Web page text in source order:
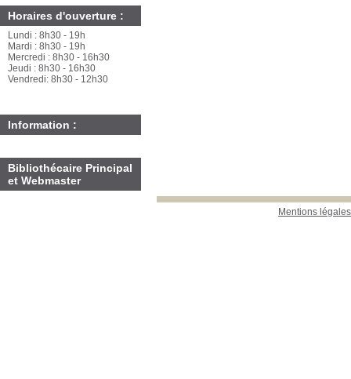
Mentions légales
Horaires d'ouverture :
Lundi : 8h30 - 19h
Mardi : 8h30 - 19h
Mercredi : 8h30 - 16h30
Jeudi : 8h30 - 16h30
Vendredi: 8h30 - 12h30
Information :
Bibliothécaire Principal
et Webmaster